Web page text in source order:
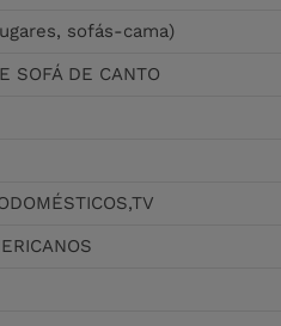
sofás-cama)
SOFÁ DE CANTO